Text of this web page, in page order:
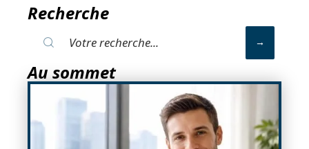
Recherche
Au sommet